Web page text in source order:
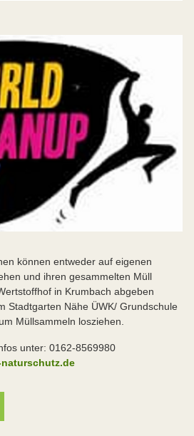
können entweder auf eigenen
und ihren gesammelten Müll
in Krumbach abgeben
Stadtgarten Nähe ÜWK/ Grundschule
Müllsammeln losziehen.
unter: 0162-8569980